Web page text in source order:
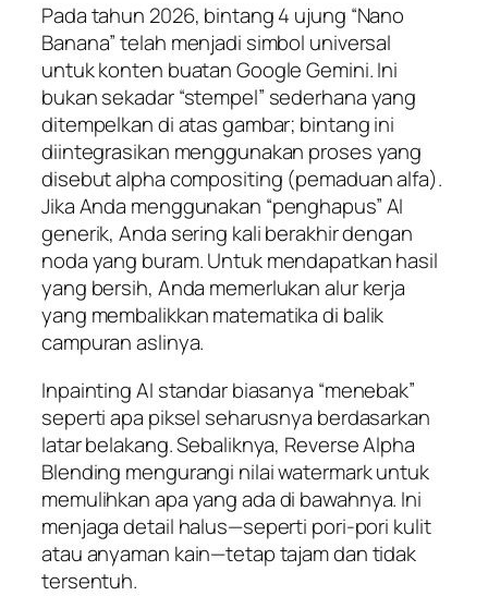
Pada tahun 2026, bintang 4 ujung “Nano
Banana” telah menjadi simbol universal
untuk konten buatan Google Gemini. Ini
bukan sekadar “stempel” sederhana yang
ditempelkan di atas gambar; bintang ini
diintegrasikan menggunakan proses yang
disebut alpha compositing (pemaduan alfa).
Jika Anda menggunakan “penghapus” AI
generik, Anda sering kali berakhir dengan
noda yang buram. Untuk mendapatkan hasil
yang bersih, Anda memerlukan alur kerja
yang membalikkan matematika di balik
campuran aslinya.
Inpainting AI standar biasanya “menebak”
seperti apa piksel seharusnya berdasarkan
latar belakang. Sebaliknya, Reverse Alpha
Blending mengurangi nilai watermark untuk
memulihkan apa yang ada di bawahnya. Ini
menjaga detail halus—seperti pori-pori kulit
atau anyaman kain—tetap tajam dan tidak
tersentuh.